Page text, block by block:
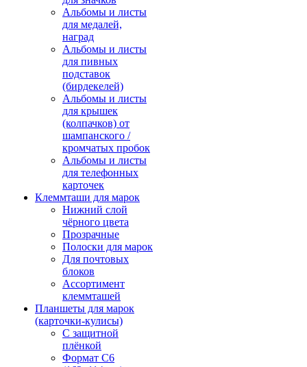
Альбомы и листы
для медалей,
наград
Альбомы и листы
для пивных
подставок
(бирдекелей)
Альбомы и листы
для крышек
(колпачков) от
шампанского /
кромчатых пробок
Альбомы и листы
для телефонных
карточек
Клеммташи для марок
Нижний слой
чёрного цвета
Прозрачные
Полоски для марок
Для почтовых
блоков
Ассортимент
клеммташей
Планшеты для марок
(карточки-кулисы)
С защитной
плёнкой
Формат C6